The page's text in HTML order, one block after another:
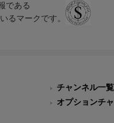
である
るマークです。
チャンネル一覧
オプションチ